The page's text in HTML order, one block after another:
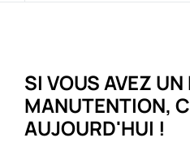
SI VOUS AVEZ
MANUTENTION,
AUJOURD'HUI !